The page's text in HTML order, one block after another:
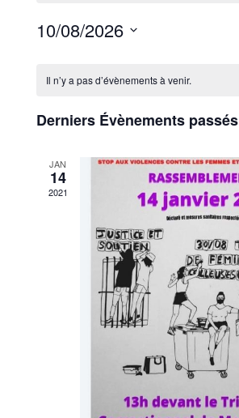
10/08/2026
date.
Calendrier
Évènements
Il n’y a pas d’évènements à venir.
Derniers Évènements passés
JAN
14
2021